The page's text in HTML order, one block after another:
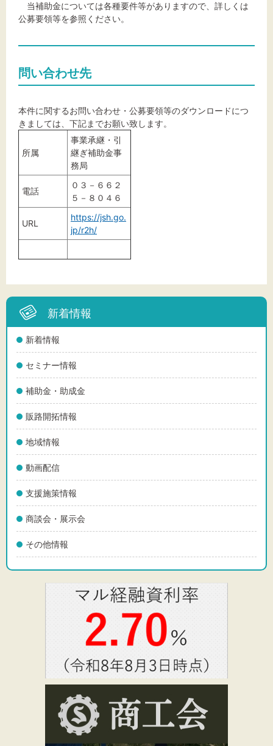
新着情報
新着情報
セミナー情報
補助金・助成金
販路開拓情報
地域情報
動画配信
支援施策情報
商談会・展示会
その他情報
当補助金については各種要件等がありますので、詳しくは
公募要領等を参照ください。
問い合わせ先
本件に関するお問い合わせ・公募要領等のダウンロードにつ
きましては、下記までお願い致します。
所属
事業承継・引
継ぎ補助金事
務局
電話
０３－６６２
５－８０４６
URL
https://jsh.go.
jp/r2h/